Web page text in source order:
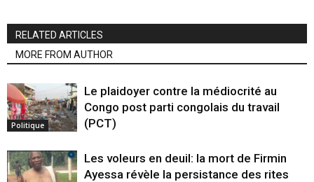
RELATED ARTICLES
MORE FROM AUTHOR
Politique
Le plaidoyer contre la médiocrité au
Congo post parti congolais du travail
(PCT)
Les voleurs en deuil: la mort de Firmin
Ayessa révèle la persistance des rites